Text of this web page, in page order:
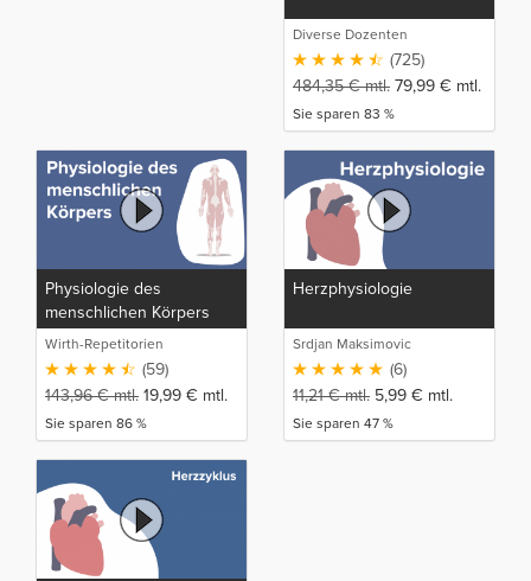
Diverse Dozenten
(725)
484,35€mtl. 79,99 € mtl.
Sie sparen 83 %
Physiologie des
menschlichen Körpers
Wirth-Repetitorien
(59)
143,96€mtl. 19,99 € mtl.
Sie sparen 86 %
Herzphysiologie
Srdjan Maksimovic
(6)
11,21€mtl. 5,99 € mtl.
Sie sparen 47 %